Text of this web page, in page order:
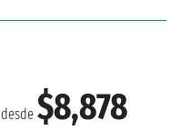
desde$8,878